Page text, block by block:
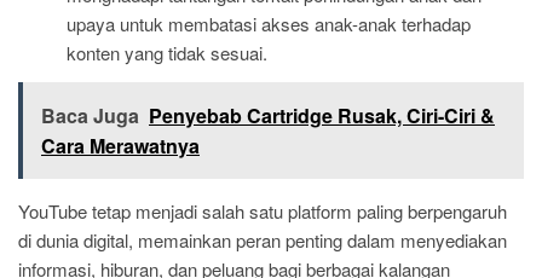
upaya untuk membatasi akses anak-anak terhadap
konten yang tidak sesuai.
Baca Juga Penyebab Cartridge Rusak, Ciri-Ciri &
Cara Merawatnya
YouTube tetap menjadi salah satu platform paling berpengaruh
di dunia digital, memainkan peran penting dalam menyediakan
informasi, hiburan, dan peluang bagi berbagai kalangan